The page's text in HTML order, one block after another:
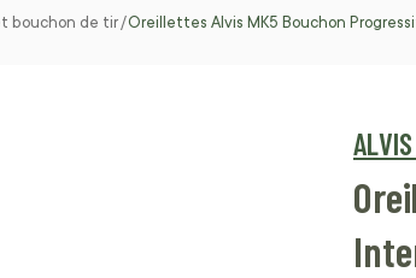
bouchon de tir Oreillettes Alvis MK5 Bouchon